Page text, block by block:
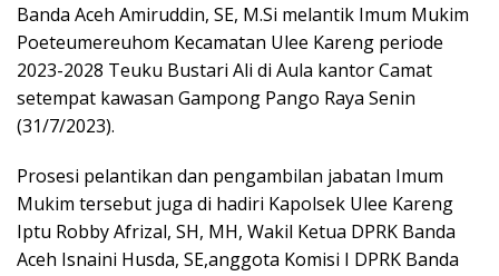
Banda Aceh Amiruddin, SE, M.Si melantik Imum Mukim
Poeteumereuhom Kecamatan Ulee Kareng periode
2023-2028 Teuku Bustari Ali di Aula kantor Camat
setempat kawasan Gampong Pango Raya Senin
(31/7/2023).
Prosesi pelantikan dan pengambilan jabatan Imum
Mukim tersebut juga di hadiri Kapolsek Ulee Kareng
Iptu Robby Afrizal, SH, MH, Wakil Ketua DPRK Banda
Aceh Isnaini Husda, SE,anggota Komisi I DPRK Banda